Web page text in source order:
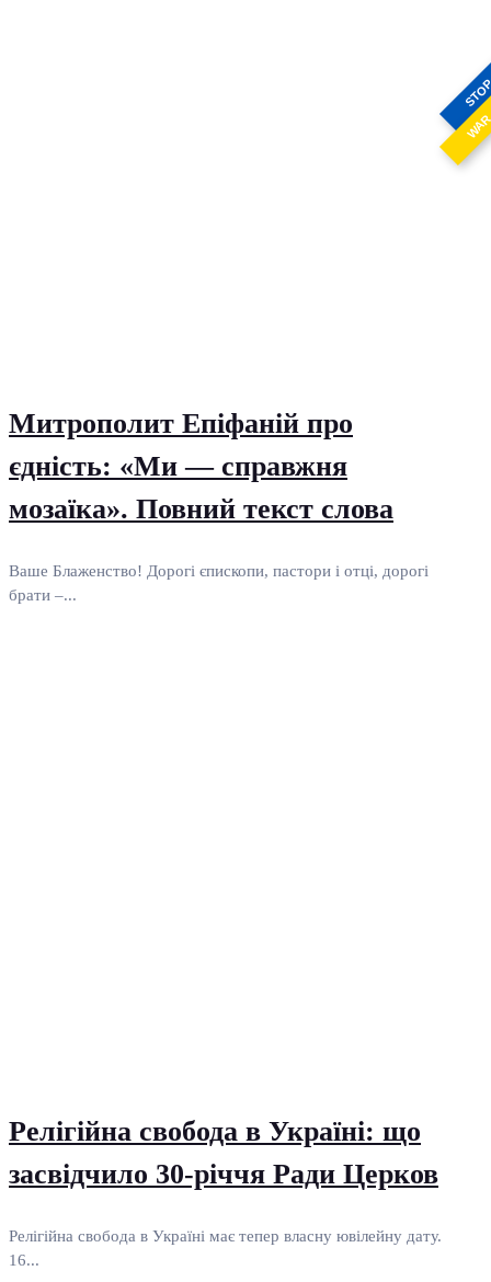
Митрополит Епіфаній про
єдність: «Ми — справжня
мозаїка». Повний текст слова
Ваше Блаженство! Дорогі єпископи, пастори і отці, дорогі
брати –...
Релігійна свобода в Україні: що
засвідчило 30-річчя Ради Церков
Релігійна свобода в Україні має тепер власну ювілейну дату.
16...